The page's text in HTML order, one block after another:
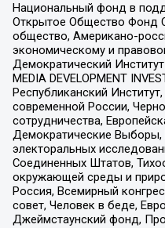
Национальный фонд в
Открытое Общество Фонд
общество, Американо-
экономическому и
Демократический
MEDIA DEVELOPMENT
Республиканский
современной России,
сотрудничества,
Демократические
электоральных
Соединенных Штатов,
окружающей среды и
Россия, Всемирный
совет, Человек в беде,
Джеймстаунский фонд,